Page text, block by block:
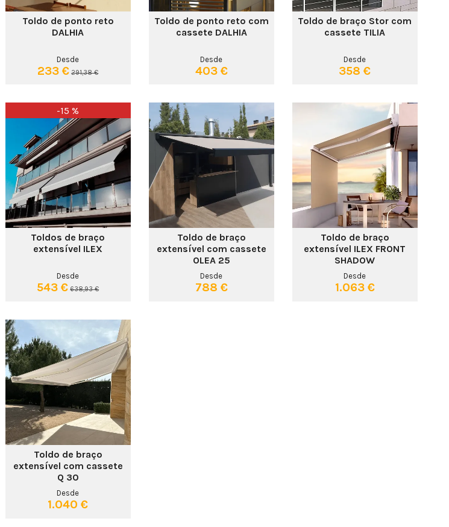
Toldo de ponto reto
DALHIA
Desde
233 € 291,38 €
Toldo de ponto reto com
cassete DALHIA
Desde
403 €
Toldo de braço Stor com
cassete TILIA
Desde
358 €
-15 %
Toldos de braço
extensível ILEX
Desde
543 € 638,93 €
Toldo de braço
extensível com cassete
OLEA 25
Desde
788 €
Toldo de braço
extensível ILEX FRONT
SHADOW
Desde
1.063 €
Toldo de braço
extensível com cassete
Q 30
Desde
1.040 €